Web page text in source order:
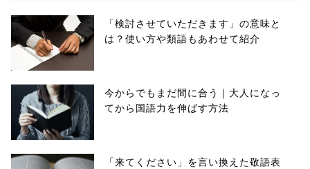
「検討させていただきます」の意味と
は？使い方や類語もあわせて紹介
今からでもまだ間に合う｜大人になっ
てから国語力を伸ばす方法
「来てください」を言い換えた敬語表